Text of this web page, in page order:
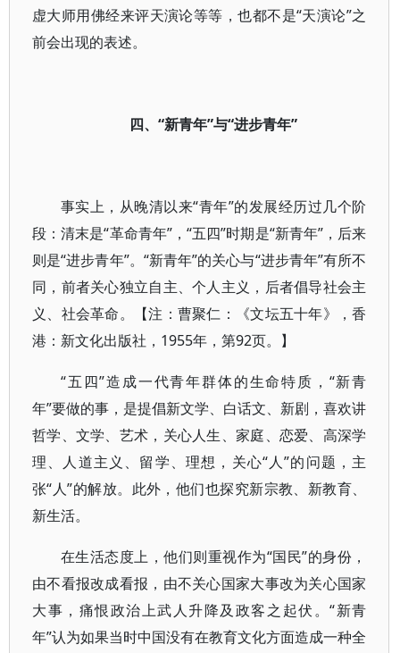
虚大师用佛经来评天演论等等，也都不是“天演论”之
前会出现的表述。
四、“新青年”与“进步青年”
事实上，从晚清以来“青年”的发展经历过几个阶
段：清末是“革命青年”，“五四”时期是“新青年”，后来
则是“进步青年”。“新青年”的关心与“进步青年”有所不
同，前者关心独立自主、个人主义，后者倡导社会主
义、社会革命。【注：曹聚仁：《文坛五十年》，香
港：新文化出版社，1955年，第92页。】
“五四”造成一代青年群体的生命特质，“新青
年”要做的事，是提倡新文学、白话文、新剧，喜欢讲
哲学、文学、艺术，关心人生、家庭、恋爱、高深学
理、人道主义、留学、理想，关心“人”的问题，主
张“人”的解放。此外，他们也探究新宗教、新教育、
新生活。
在生活态度上，他们则重视作为“国民”的身份，
由不看报改成看报，由不关心国家大事改为关心国家
大事，痛恨政治上武人升降及政客之起伏。“新青
年”认为如果当时中国没有在教育文化方面造成一种全